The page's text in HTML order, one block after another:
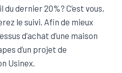
du dernier 20%? C’est vous,
le suivi. Afin de mieux
d’achat d’une maison
d’un projet de
Usinex.